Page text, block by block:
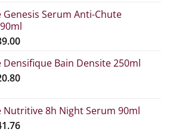
€7.00
through
€10.90
Genesis Serum Anti-Chute
Η
τιμή
είναι:
Densifique Bain Densite 250ml
Η
είναι:
€20.80.
Nutritive 8h Night Serum 90ml
Η